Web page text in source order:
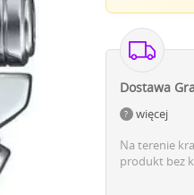
Dostawa
więcej
Na terenie
produkt bez